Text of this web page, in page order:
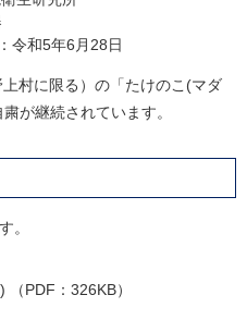
令和5年6月28日
村に限る）の「たけのこ(マダ
が継続されています。
。
PDF：326KB）